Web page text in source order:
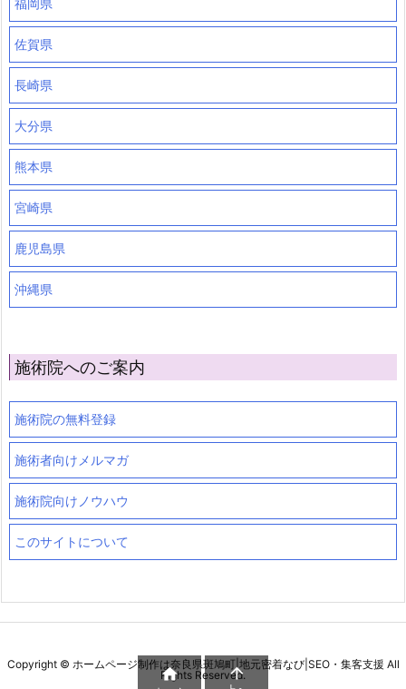
福岡県
佐賀県
長崎県
大分県
熊本県
宮崎県
鹿児島県
沖縄県
施術院へのご案内
施術院の無料登録
施術者向けメルマガ
施術院向けノウハウ
このサイトについて
Copyright © ホームページ制作は奈良県斑鳩町|地元密着なび|SEO・集客支援 All
Rights Reserved.
 